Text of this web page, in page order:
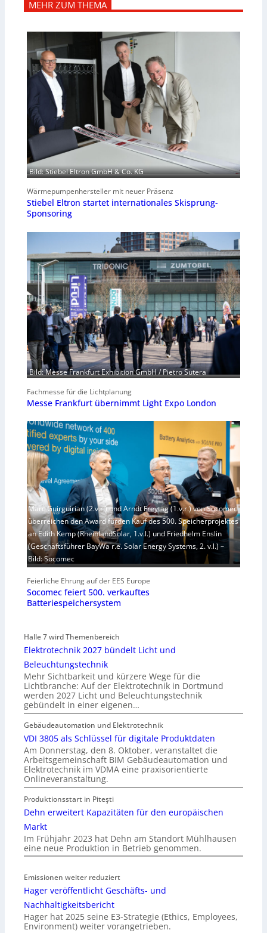
MEHR ZUM THEMA
Bild: Stiebel Eltron GmbH & Co. KG
Wärmepumpenhersteller mit neuer Präsenz
Stiebel Eltron startet internationales Skisprung-
Sponsoring
Bild: Messe Frankfurt Exhibition GmbH / Pietro Sutera
Fachmesse für die Lichtplanung
Messe Frankfurt übernimmt Light Expo London
Marc Guirguirian (2.v.r.) und Arndt Freytag (1.v.r.) von Socomec
überreichen den Award fürden Kauf des 500. Speicherprojektes
an Edith Kemp (RheinlandSolar, 1.v.l.) und Friedhelm Enslin
(Geschäftsführer BayWa r.e. Solar Energy Systems, 2. v.l.) –
Bild: Socomec
Feierliche Ehrung auf der EES Europe
Socomec feiert 500. verkauftes
Batteriespeichersystem
Halle 7 wird Themenbereich
Elektrotechnik 2027 bündelt Licht und
Beleuchtungstechnik
Mehr Sichtbarkeit und kürzere Wege für die
Lichtbranche: Auf der Elektrotechnik in Dortmund
werden 2027 Licht und Beleuchtungstechnik
gebündelt in einer eigenen…
Gebäudeautomation und Elektrotechnik
VDI 3805 als Schlüssel für digitale Produktdaten
Am Donnerstag, den 8. Oktober, veranstaltet die
Arbeitsgemeinschaft BIM Gebäudeautomation und
Elektrotechnik im VDMA eine praxisorientierte
Onlineveranstaltung.
Produktionsstart in Piteşti
Dehn erweitert Kapazitäten für den europäischen
Markt
Im Frühjahr 2023 hat Dehn am Standort Mühlhausen
eine neue Produktion in Betrieb genommen.
Emissionen weiter reduziert
Hager veröffentlicht Geschäfts- und
Nachhaltigkeitsbericht
Hager hat 2025 seine E3-Strategie (Ethics, Employees,
Environment) weiter vorangetrieben.